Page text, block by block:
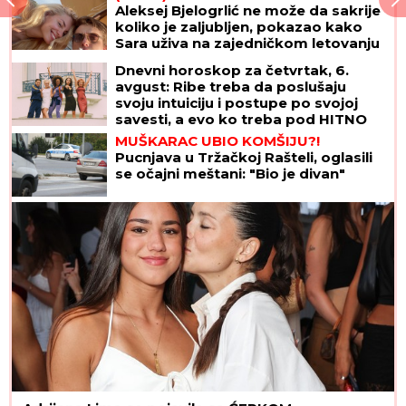
zadržavanje do 48 sati nakon
stravične nesreće kod Šapca
"Beži od nečega!" Filip Car u
preko glave
(FOTO) PRVE SLIKE VERIDBE DRAGANA
STANKOVIĆA I ALEKSANDRE
Ona blistala u dugoj
srebrnoj haljini, stavio joj skupoceni prsten na
ruku
Često se budite sa BOLOM U VRATU,